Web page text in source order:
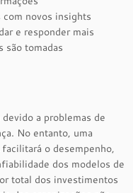
com novos insights
e responder mais
são tomadas
a problemas de
No entanto, uma
o desempenho,
dos modelos de
total dos investimentos